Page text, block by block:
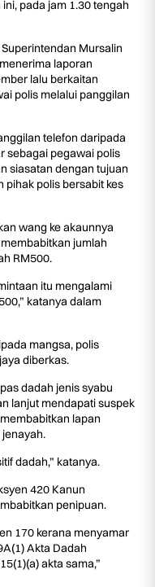
pada jam 1.30 tengah
Mursalin
laporan
lalu berkaitan
polis melalui panggilan
telefon daripada
sebagai pegawai polis
siasatan dengan tujuan
pihak polis bersabit kes
wang ke akaunnya
jumlah
RM500.
itu mengalami
katanya dalam
mangsa, polis
diberkas.
dadah jenis syabu
lanjut mendapati suspek
lapan
dadah,” katanya.
420 Kanun
penipuan.
170 kerana menyamar
Akta Dadah
akta sama,”